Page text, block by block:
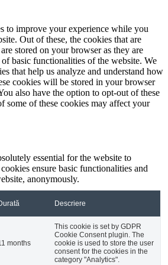
to improve your experience while you
Out of these, the cookies that are
stored on your browser as they are
basic functionalities of the website. We
that help us analyze and understand how
cookies will be stored in your browser
also have the option to opt-out of these
some of these cookies may affect your
essential for the website to
ensure basic functionalities and
anonymously.
Descriere
months
This cookie is set by GDPR
Cookie Consent plugin. The
cookie is used to store the user
consent for the cookies in the
category "Analytics".